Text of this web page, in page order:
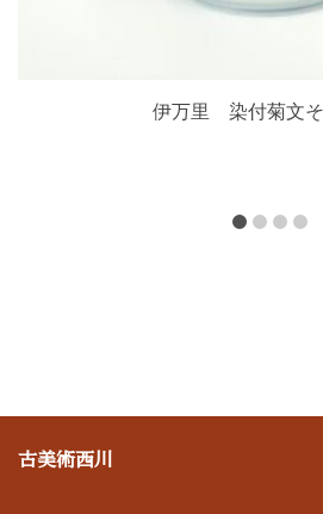
伊万里 染付菊文
古美術西川